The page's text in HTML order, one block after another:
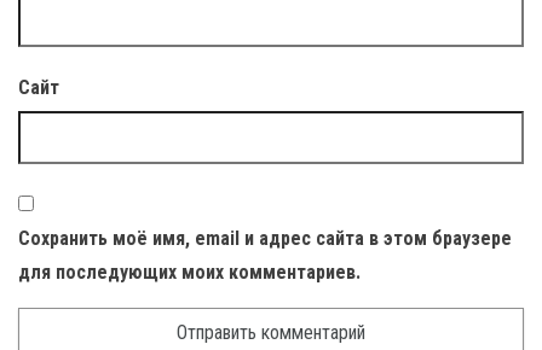
Сайт
Сохранить моё имя, email и адрес сайта в этом браузере
для последующих моих комментариев.